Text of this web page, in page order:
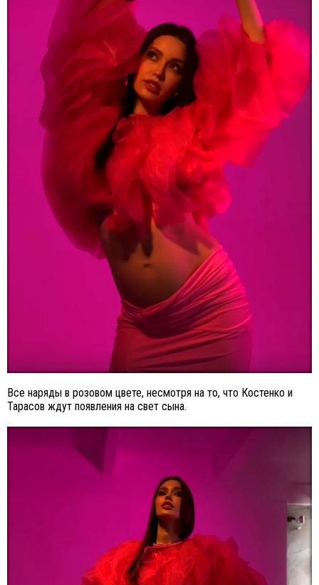
Все наряды в розовом цвете, несмотря на то, что Костенко и
Тарасов ждут появления на свет сына.